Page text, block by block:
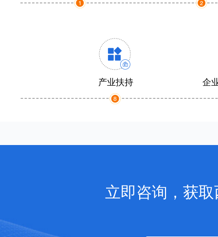
产业扶持 企
立即咨询，获